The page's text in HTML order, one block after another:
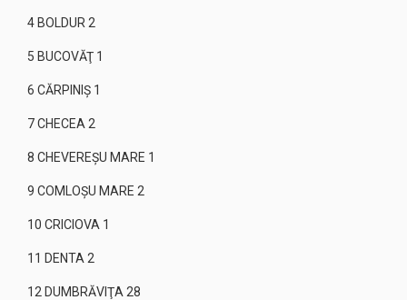
4 BOLDUR 2
5 BUCOVĂŢ 1
6 CĂRPINIŞ 1
7 CHECEA 2
8 CHEVEREŞU MARE 1
9 COMLOŞU MARE 2
10 CRICIOVA 1
11 DENTA 2
12 DUMBRĂVIŢA 28